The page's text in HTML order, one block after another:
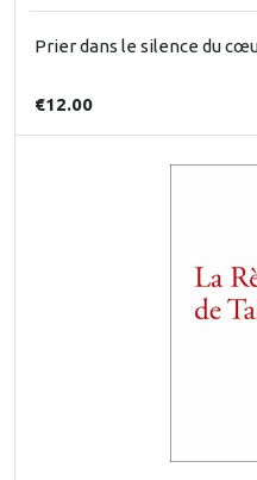
Prier dans le silence du
€12.00